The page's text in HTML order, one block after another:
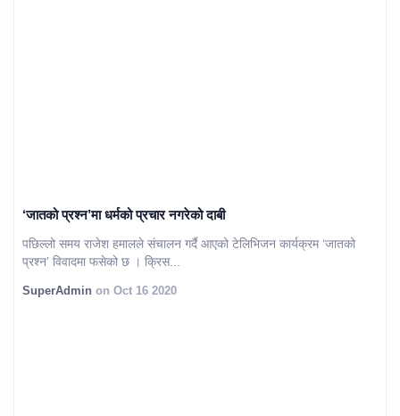
‘जातको प्रश्न’मा धर्मको प्रचार नगरेको दाबी
पछिल्लो समय राजेश हमालले संचालन गर्दै आएको टेलिभिजन कार्यक्रम ‘जातको
प्रश्न’ विवादमा फसेको छ । क्रिस...
SuperAdmin on Oct 16 2020